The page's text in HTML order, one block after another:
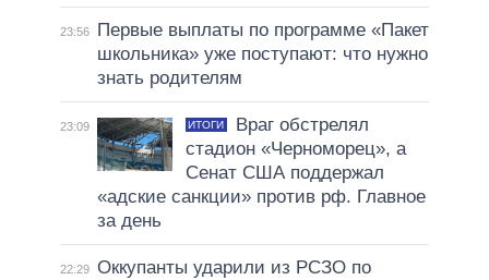
23:56
Первые выплаты по программе «Пакет
школьника» уже поступают: что нужно
знать родителям
23:09 ИТОГИ
Враг обстрелял
стадион «Черноморец», а
Сенат США поддержал
«адские санкции» против рф. Главное
за день
22:29 Оккупанты ударили из РСЗО по